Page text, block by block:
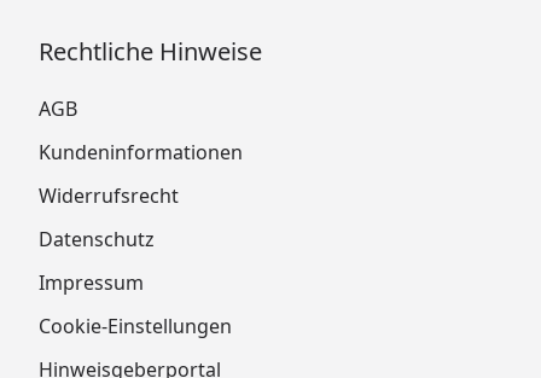
Rechtliche Hinweise
AGB
Kundeninformationen
Widerrufsrecht
Datenschutz
Impressum
Cookie-Einstellungen
Hinweisgeberportal